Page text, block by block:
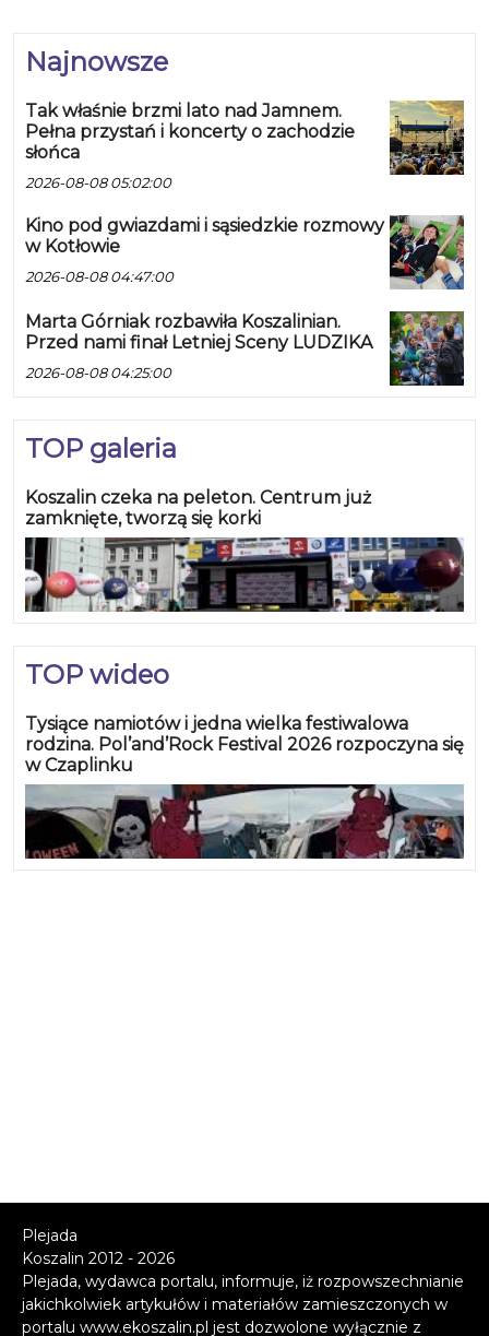
Najnowsze
Tak właśnie brzmi lato nad Jamnem.
Pełna przystań i koncerty o zachodzie
słońca
2026-08-08 05:02:00
Kino pod gwiazdami i sąsiedzkie rozmowy
w Kotłowie
2026-08-08 04:47:00
Marta Górniak rozbawiła Koszalinian.
Przed nami finał Letniej Sceny LUDZIKA
2026-08-08 04:25:00
TOP galeria
Koszalin czeka na peleton. Centrum już
zamknięte, tworzą się korki
TOP wideo
Tysiące namiotów i jedna wielka festiwalowa
rodzina. Pol’and’Rock Festival 2026 rozpoczyna się
w Czaplinku
Plejada
Koszalin 2012 - 2026
Plejada, wydawca portalu, informuje, iż rozpowszechnianie
jakichkolwiek artykułów i materiałów zamieszczonych w
portalu www.ekoszalin.pl jest dozwolone wyłącznie z